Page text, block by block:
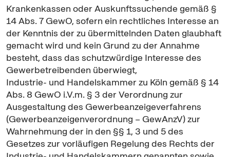
Krankenkassen oder Auskunftssuchende gemäß §
14 Abs. 7 GewO, sofern ein rechtliches Interesse an
der Kenntnis der zu übermittelnden Daten glaubhaft
gemacht wird und kein Grund zu der Annahme
besteht, dass das schutzwürdige Interesse des
Gewerbetreibenden überwiegt,
Industrie- und Handelskammer zu Köln gemäß § 14
Abs. 8 GewO i.V.m. § 3 der Verordnung zur
Ausgestaltung des Gewerbeanzeigeverfahrens
(Gewerbeanzeigenverordnung – GewAnzV) zur
Wahrnehmung der in den §§ 1, 3 und 5 des
Gesetzes zur vorläufigen Regelung des Rechts der